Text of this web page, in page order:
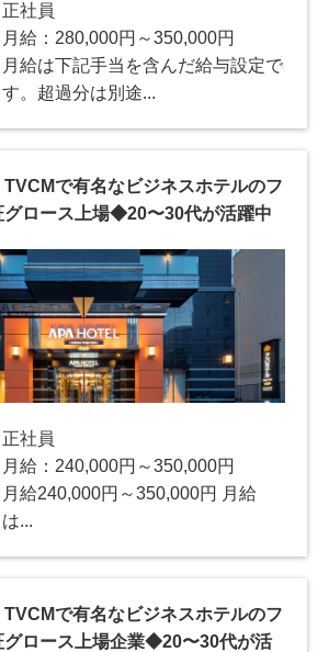
正社員
月給：280,000円～350,000円
月給は下記手当を含んだ給与設定で
す。超過分は別途...
TVCMで有名なビジネスホテルのフ
ロース上場◆20〜30代が活躍中
正社員
月給：240,000円～350,000円
月給240,000円～350,000円 月給
は...
TVCMで有名なビジネスホテルのフ
ロース上場企業◆20〜30代が活